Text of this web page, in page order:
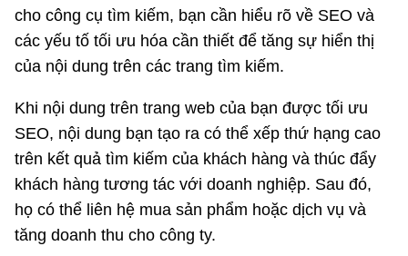
cho công cụ tìm kiếm, bạn cần hiểu rõ về SEO và
các yếu tố tối ưu hóa cần thiết để tăng sự hiển thị
của nội dung trên các trang tìm kiếm.
Khi nội dung trên trang web của bạn được tối ưu
SEO, nội dung bạn tạo ra có thể xếp thứ hạng cao
trên kết quả tìm kiếm của khách hàng và thúc đẩy
khách hàng tương tác với doanh nghiệp. Sau đó,
họ có thể liên hệ mua sản phẩm hoặc dịch vụ và
tăng doanh thu cho công ty.